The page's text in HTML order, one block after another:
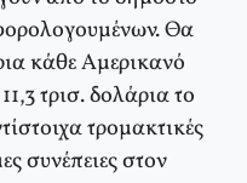
Θα
κάθε Αμερικανό
τρισ. δολάρια το
τρομακτικές
συνέπειες στον